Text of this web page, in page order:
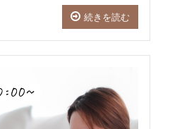
続きを読む